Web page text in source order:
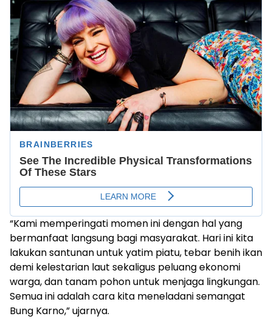
“Kami memperingati momen ini dengan hal yang
bermanfaat langsung bagi masyarakat. Hari ini kita
lakukan santunan untuk yatim piatu, tebar benih ikan
demi kelestarian laut sekaligus peluang ekonomi
warga, dan tanam pohon untuk menjaga lingkungan.
Semua ini adalah cara kita meneladani semangat
Bung Karno,” ujarnya.